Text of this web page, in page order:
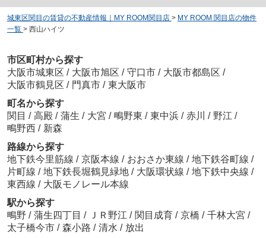
城東区関目の賃貸の不動産情報｜MY ROOM関目店 > MY ROOM 関目店の物件
一覧 > 西山ハイツ
市区町村から探す
大阪市城東区 / 大阪市旭区 / 守口市 / 大阪市都島区 /
大阪市鶴見区 / 門真市 / 東大阪市
町名から探す
関目 / 高殿 / 蒲生 / 大宮 / 鴫野東 / 東中浜 / 赤川 / 野江 /
鴫野西 / 新森
路線から探す
地下鉄今里筋線 / 京阪本線 / おおさか東線 / 地下鉄谷町線 /
片町線 / 地下鉄長堀鶴見緑地 / 大阪環状線 / 地下鉄中央線 /
東西線 / 大阪モノレール本線
駅から探す
鴫野 / 蒲生四丁目 / ＪＲ野江 / 関目成育 / 京橋 / 千林大宮 /
太子橋今市 / 森小路 / 清水 / 放出